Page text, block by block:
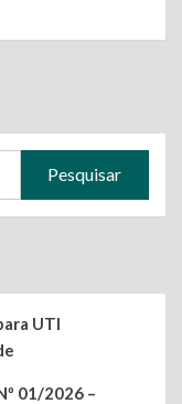
UTI
01/2026 –